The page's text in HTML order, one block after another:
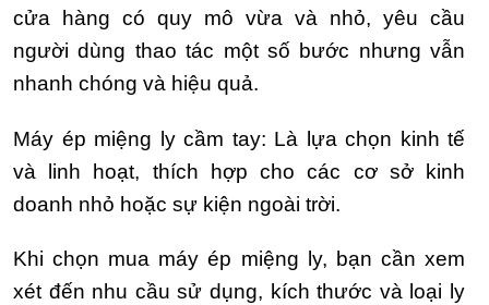
cửa hàng có quy mô vừa và nhỏ, yêu cầu
người dùng thao tác một số bước nhưng vẫn
nhanh chóng và hiệu quả.
Máy ép miệng ly cầm tay: Là lựa chọn kinh tế
và linh hoạt, thích hợp cho các cơ sở kinh
doanh nhỏ hoặc sự kiện ngoài trời.
Khi chọn mua máy ép miệng ly, bạn cần xem
xét đến nhu cầu sử dụng, kích thước và loại ly